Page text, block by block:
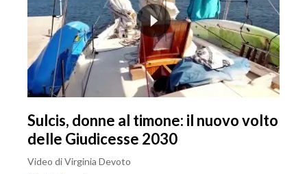
Sulcis, donne al timone: il nuovo volto
delle Giudicesse 2030
Video di Virginia Devoto